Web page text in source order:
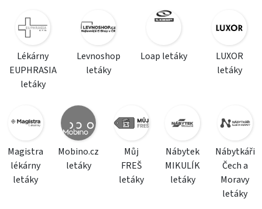
Lékárny
EUPHRASIA
letáky
Levnoshop
letáky
Loap letáky
LUXOR
letáky
Magistra
lékárny
letáky
Mobino.cz
letáky
Můj
FREŠ
letáky
Nábytek
MIKULÍK
letáky
Nábytkáři
Čech a
Moravy
letáky